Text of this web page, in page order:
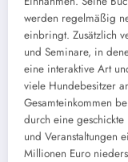
werden regelmäßig
einbringt. Zusätzlich
und Seminare, in
eine interaktive Art
viele Hundebesitzer
Gesamteinkommen
durch eine geschickte
und Veranstaltungen
Millionen Euro